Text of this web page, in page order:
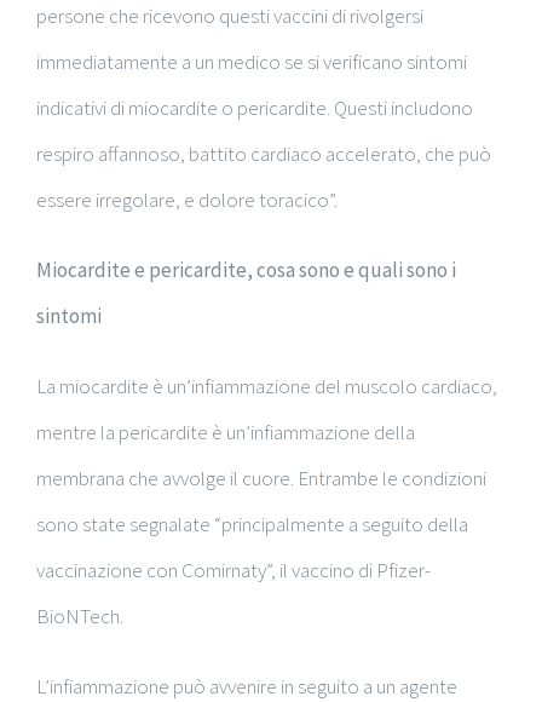
persone che ricevono questi vaccini di rivolgersi
immediatamente a un medico se si verificano sintomi
indicativi di miocardite o pericardite. Questi includono
respiro affannoso, battito cardiaco accelerato, che può
essere irregolare, e dolore toracico”.
Miocardite e pericardite, cosa sono e quali sono i
sintomi
La miocardite è un’infiammazione del muscolo cardiaco,
mentre la pericardite è un’infiammazione della
membrana che avvolge il cuore. Entrambe le condizioni
sono state segnalate “principalmente a seguito della
vaccinazione con Comirnaty”, il vaccino di Pfizer-
BioNTech.
L’infiammazione può avvenire in seguito a un agente